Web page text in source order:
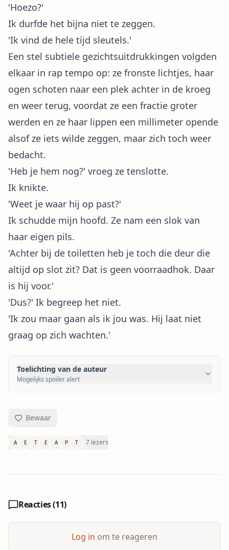
'Hoezo?'
Ik durfde het bijna niet te zeggen.
'Ik vind de hele tijd sleutels.'
Een stel subtiele gezichtsuitdrukkingen volgden
elkaar in rap tempo op: ze fronste lichtjes, haar
ogen schoten naar een plek achter in de kroeg
en weer terug, voordat ze een fractie groter
werden en ze haar lippen een millimeter opende
alsof ze iets wilde zeggen, maar zich toch weer
bedacht.
'Heb je hem nog?' vroeg ze tenslotte.
Ik knikte.
'Weet je waar hij op past?'
Ik schudde mijn hoofd. Ze nam een slok van
haar eigen pils.
'Achter bij de toiletten heb je toch die deur die
altijd op slot zit? Dat is geen voorraadhok. Daar
is hij voor.'
'Dus?' Ik begreep het niet.
'Ik zou maar gaan als ik jou was. Hij laat niet
graag op zich wachten.'
Toelichting van de auteur
Mogelijks spoiler alert
Bewaar
A E T E A P T 7 lezers
Reacties (11)
Log in om te reageren